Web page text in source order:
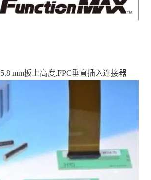
mm板上高度,FPC垂直插入连接器